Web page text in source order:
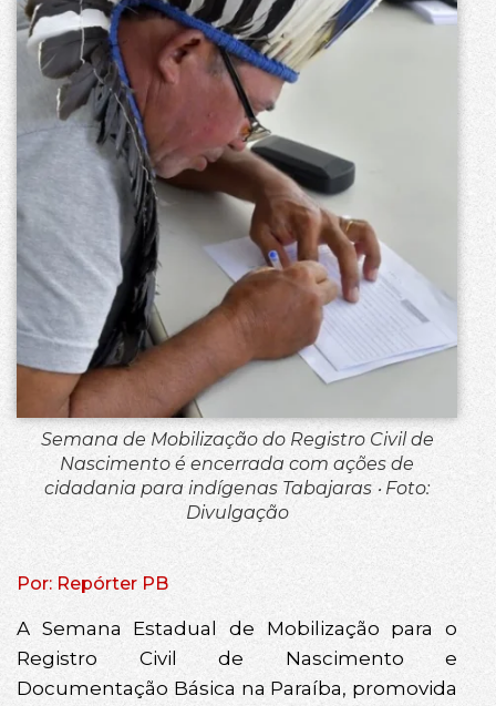
Semana de Mobilização do Registro Civil de
Nascimento é encerrada com ações de
cidadania para indígenas Tabajaras ‧ Foto:
Divulgação
Por: Repórter PB
A Semana Estadual de Mobilização para o
Registro Civil de Nascimento e
Documentação Básica na Paraíba, promovida